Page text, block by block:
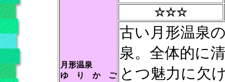
月形温泉
ゆ り か ご
☆☆☆
古い月形温泉
泉。全体的に
とつ魅力に欠